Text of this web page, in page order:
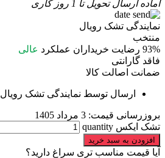
آماده ارسالتحویل تا 1 روز کاری
نمایندگی تشک رویال
منتخب
93% رضایت خریداران عملکرد عالی
فاقد گارانتی
ضمانت اصالت کالا
ارسال توسط نمایندگی تشک رویال
بروزرسانی قیمت: 3 مرداد 1405
تشک ایکس quantity
افزودن به سبد خرید
آیا قیمت مناسب تری سراغ دارید؟